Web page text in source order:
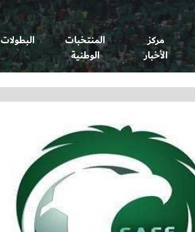
مركز
الأخبار
المنتخبات
الوطنية
البطولات